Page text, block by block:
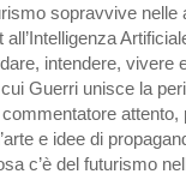
sopravvive nelle
intendere, vivere
Guerri unisce la
attento,
e idee di
c’è del futurismo